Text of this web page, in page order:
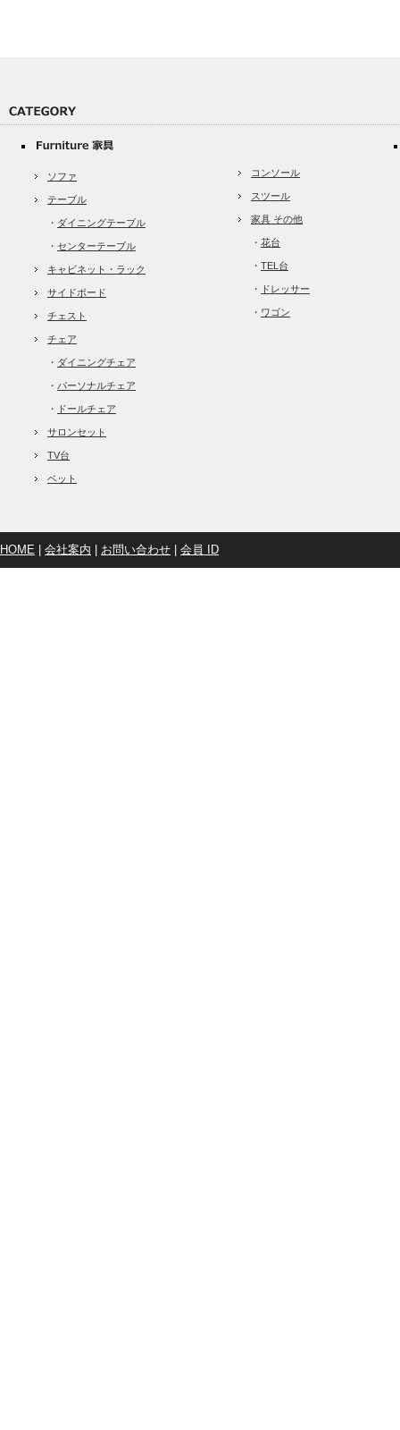
ソファ
テーブル
・ ダイニングテーブル
・ センターテーブル
キャビネット・ラック
サイドボード
チェスト
チェア
・ ダイニングチェア
・ パーソナルチェア
・ ドールチェア
サロンセット
TV台
ベット
コンソール
スツール
家具 その他
・ 花台
・ TEL台
・ ドレッサー
・ ワゴン
HOME 会社案内 お問い合わせ 会員 ID